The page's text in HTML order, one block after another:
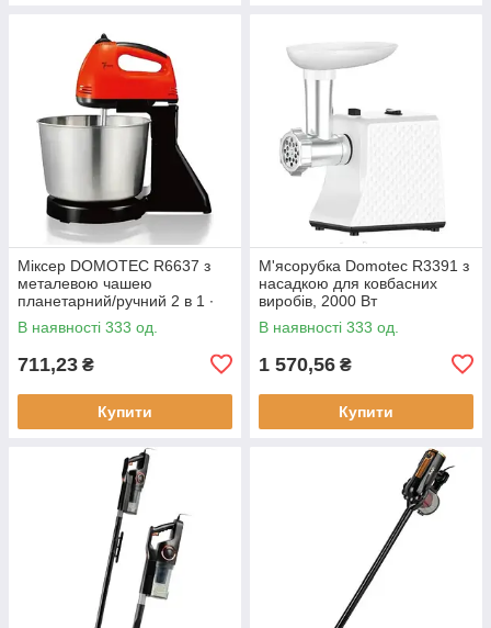
Міксер DOMOTEC R6637 з
металевою чашею
планетарний/ручний 2 в 1 ∙
Червоний/білий/
помаранчевий
В наявності 333 од.
711,23 ₴
Купити
М'ясорубка Domotec R3391 з
насадкою для ковбасних
виробів, 2000 Вт
В наявності 333 од.
1 570,56 ₴
Купити